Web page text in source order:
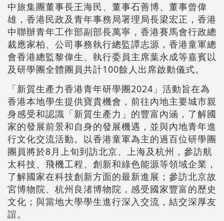
中旅集團董事長王海民、董事石善博、董事曾偉
雄，香港民政及青年事務局署理局長梁宏正，香港
中聯辦青年工作部副部長萬寧，香港賽馬會行政總
裁應家柏、公司事務執行總監譚志源，香港童軍總
會香港總監黎偉生、執行委員主席葉永成等嘉賓以
及研學團全體團員共計100餘人出席啟動儀式。
「新質生產力香港青年研學團2024」活動旨在為
香港本地學生提供寶貴機會，前往內地主要城市親
身感受和認識「新質生產力」的豐富內涵，了解國
家的發展前景和自身的發展機遇，並與內地青年進
行文化交流活動。以香港童軍為主的過百位研學團
團員將於8月上旬到訪北京、上海及杭州，參訪航
太科技、飛機工程、創新和綠色能源等領域企業，
了解國家在科技創新方面的最新進展；參訪北京故
宮博物院、杭州良渚博物院，感受國家豐富的歷史
文化；與當地大學學生進行深入交流，結交深厚友
誼。